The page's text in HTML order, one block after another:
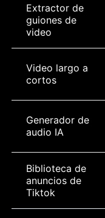
Extractor de
guiones de
video
Video largo a
cortos
Generador de
audio IA
Biblioteca de
anuncios de
Tiktok